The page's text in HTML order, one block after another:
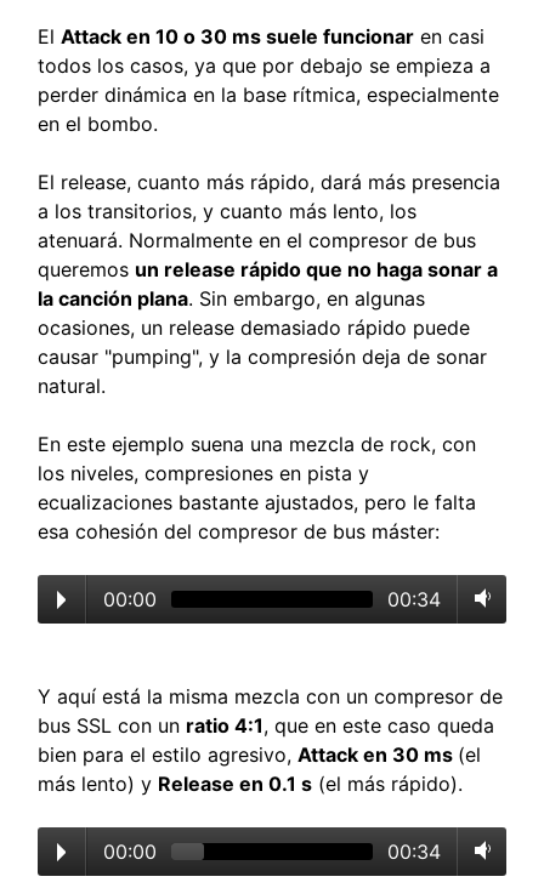
ElAttack en 10 o 30 ms suele funcionar en casi
todos los casos, ya que por debajo se empieza a
perder dinámica en la base rítmica, especialmente
en el bombo.
El release, cuanto más rápido, dará más presencia
a los transitorios, y cuanto más lento, los
atenuará. Normalmente en el compresor de bus
queremos un release rápido que no haga sonar a
la canción plana. Sin embargo, en algunas
ocasiones, un release demasiado rápido puede
causar "pumping", y la compresión deja de sonar
natural.
En este ejemplo suena una mezcla de rock, con
los niveles, compresiones en pista y
ecualizaciones bastante ajustados, pero le falta
esa cohesión del compresor de bus máster:
00:00 00:34
Y aquí está la misma mezcla con un compresor de
bus SSL con un ratio 4:1, que en este caso queda
bien para el estilo agresivo,Attack en 30 ms (el
más lento) y Release en 0.1 s (el más rápido).
00:00 00:34